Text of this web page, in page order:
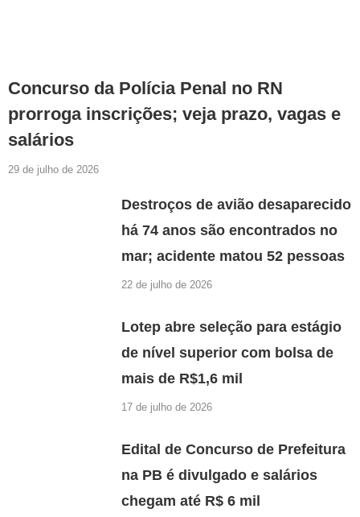
Concurso da Polícia Penal no RN
prorroga inscrições; veja prazo, vagas e
salários
29 de julho de 2026
Destroços de avião desaparecido
há 74 anos são encontrados no
mar; acidente matou 52 pessoas
22 de julho de 2026
Lotep abre seleção para estágio
de nível superior com bolsa de
mais de R$1,6 mil
17 de julho de 2026
Edital de Concurso de Prefeitura
na PB é divulgado e salários
chegam até R$ 6 mil